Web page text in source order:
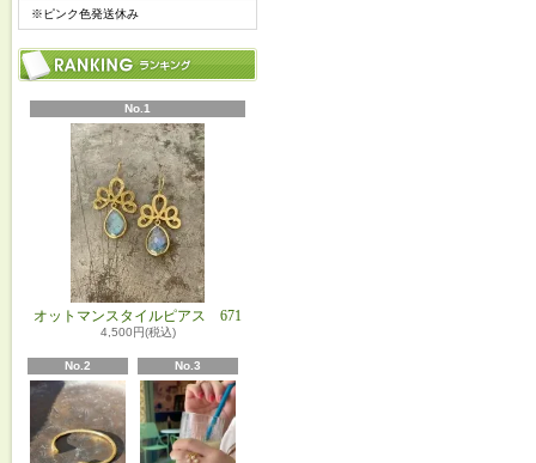
※ピンク色発送休み
No.1
オットマンスタイルピアス 671
4,500円(税込)
No.2 No.3